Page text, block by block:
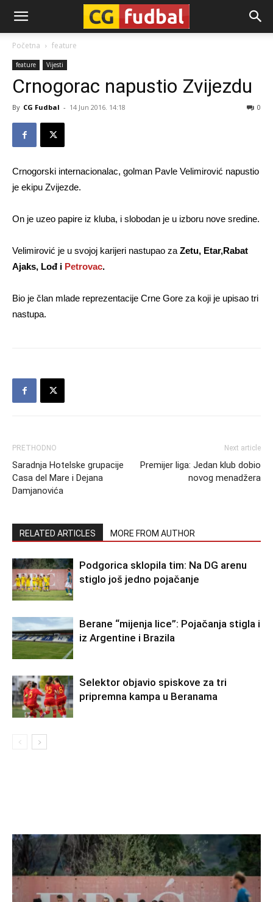
CG-
Fudbal
Početna feature
feature Vijesti
Crnogorac napustio Zvijezdu
By CG Fudbal - 14 Jun 2016. 14:18 0
Crnogorski internacionalac, golman Pavle Velimirović napustio
je ekipu Zvijezde.
On je uzeo papire iz kluba, i slobodan je u izboru nove sredine.
Velimirović je u svojoj karijeri nastupao za Zetu, Etar,Rabat
Ajaks, Lođ i Petrovac.
Bio je član mlade reprezentacije Crne Gore za koji je upisao tri
nastupa.
PRETHODNO
Saradnja Hotelske grupacije
Casa del Mare i Dejana
Damjanovića
Next article
Premijer liga: Jedan klub dobio
novog menadžera
RELATED ARTICLES MORE FROM AUTHOR
Podgorica sklopila tim: Na DG arenu
stiglo još jedno pojačanje
Berane “mijenja lice”: Pojačanja stigla i
iz Argentine i Brazila
Selektor objavio spiskove za tri
pripremna kampa u Beranama